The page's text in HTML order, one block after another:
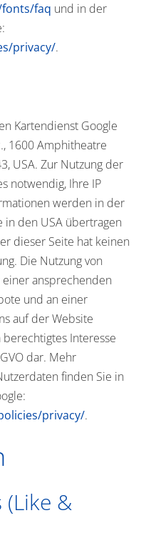
faq und in der
privacy/.
Kartendienst Google
1600 Amphitheatre
USA. Zur Nutzung der
notwendig, Ihre IP
werden in der
in den USA übertragen
dieser Seite hat keinen
Die Nutzung von
ansprechenden
und an einer
auf der Website
Interesse
dar. Mehr
finden Sie in
privacy/.
(Like &